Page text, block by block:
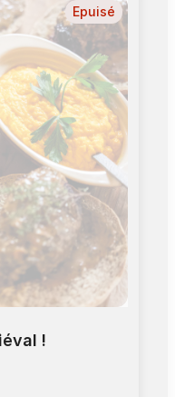
et
15% de remise
Tourisme (limité à
+: afin de valider
à l’accueil du
Epuisé
!